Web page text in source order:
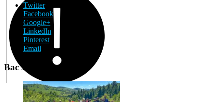
Twitter
Facebook
Google+
LinkedIn
Pinterest
Email
Вас зацікавить: